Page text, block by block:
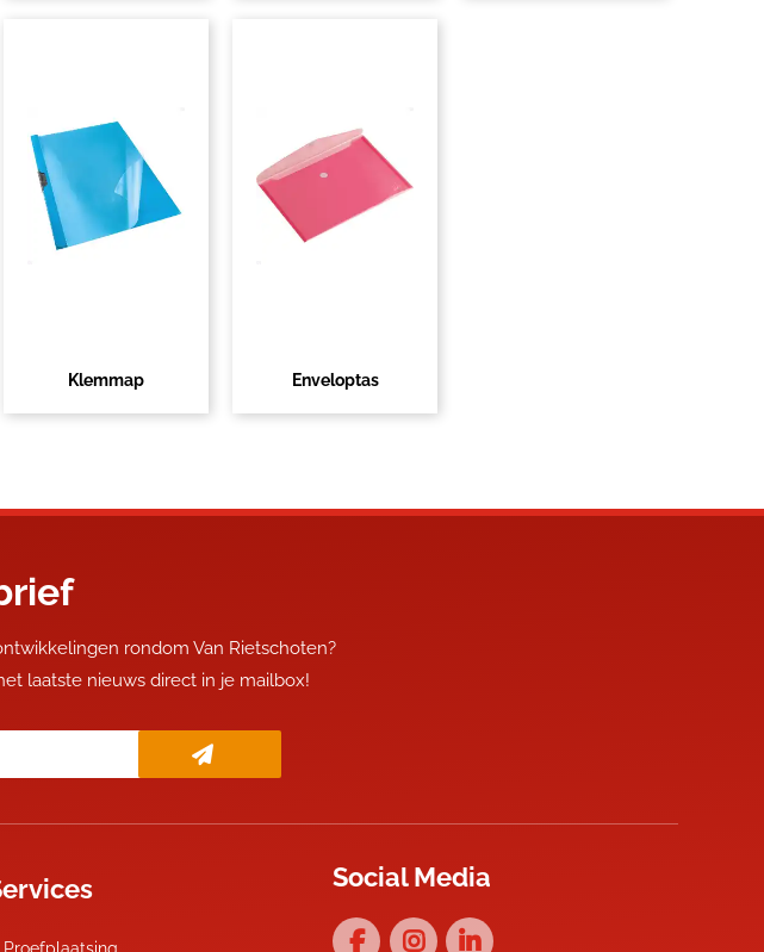
Klemmap Enveloptas
rondom Van Rietschoten?
laatste nieuws direct in je mailbox!
Social Media